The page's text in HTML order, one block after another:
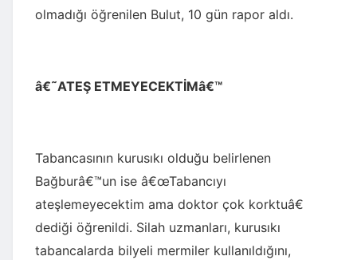
olmadığı öğrenilen Bulut, 10 gün rapor aldı.
â€˜ATEŞ ETMEYECEKTİMâ€™
Tabancasının kurusıkı olduğu belirlenen
Bağburâ€™un ise â€œTabancıyı
ateşlemeyecektim ama doktor çok korktuâ€
dediği öğrenildi. Silah uzmanları, kurusıkı
tabancalarda bilyeli mermiler kullanıldığını,